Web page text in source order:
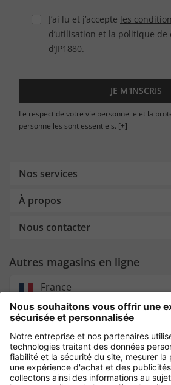
J’ai lu et j’accepte les
d’utilisation et la politique de
d’JP1880.
JE M'INSCRIS
Le respect de votre vie personnelle et la
personnelles sont essentiels. [+]
Nos services
À propos
Nous contacter
Autres magasins en ligne
France
Payment and Delivery
Paiement sécurisé avec